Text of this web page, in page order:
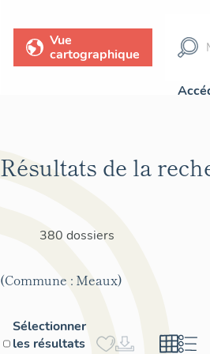
Vue
cartographique
Résultats de la
380 dossiers
(Commune : Meaux)
Sélectionner
les résultats